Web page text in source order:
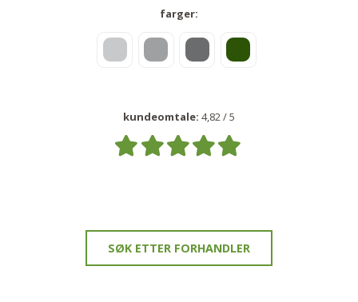
farger:
kundeomtale: 4,82 / 5
SØK ETTER FORHANDLER